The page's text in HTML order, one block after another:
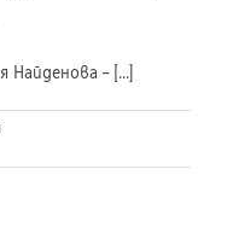
Найденова – [...]